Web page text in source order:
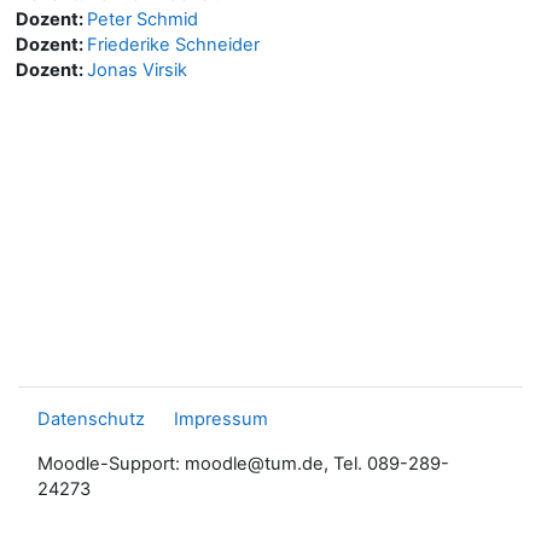
Dozent: Peter Schmid
Dozent: Friederike Schneider
Dozent:Jonas Virsik
Datenschutz Impressum
Moodle-Support: moodle@tum.de, Tel. 089-289-
24273